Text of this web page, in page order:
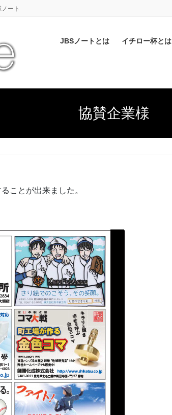
ート
JBSノートとは イチロー杯とは
協賛企業様
ことが出来ました。